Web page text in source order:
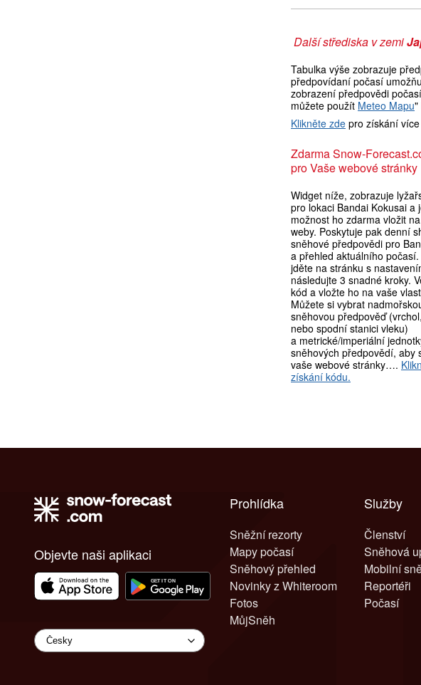
Další střediska v zemi
Tabulka výše zobrazuje
předpovídaní počasí
zobrazení předpovědi
můžete použít Meteo Mapu"
Klikněte zde pro získání
Zdarma Snow-
pro Vaše webové stránky
Widget níže, zobrazuje
pro lokaci Bandai Kokusai a
možnost ho zdarma vložit
weby. Poskytuje pak denní
sněhové předpovědi pro
a přehled aktuálního
jděte na stránku s
následujte 3 snadné kroky.
kód a vložte ho na vaše
Můžete si vybrat
sněhovou předpověď
nebo spodní stanici vleku)
a metrické/imperiální
sněhových předpovědí, aby
vaše webové stránky….
získání kódu.
Objevte naši aplikaci
Prohlídka
Sněžní rezorty
Mapy počasí
Sněhový přehled
Novinky z Whiteroom
Fotos
MůjSněh
Služby
Členství
Sněhová
Mobilní
Reportéři
Počasí